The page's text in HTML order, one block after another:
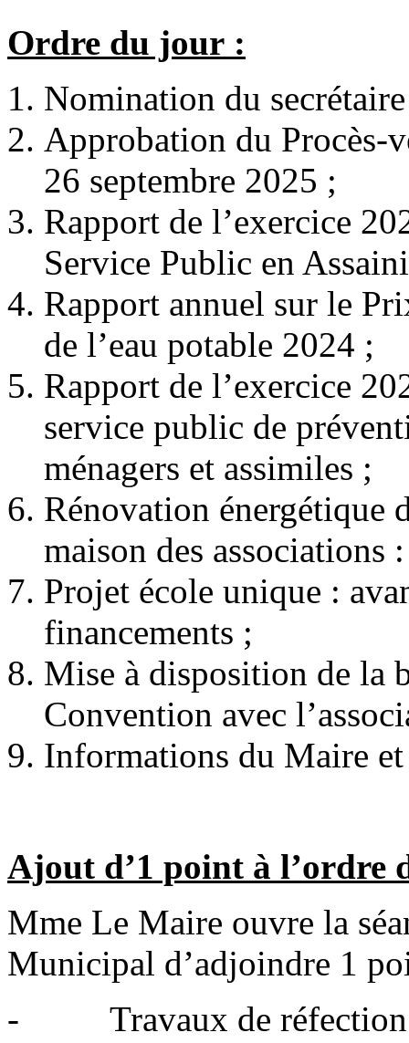
Ordre du jour :
Nomination du secrétaire
Approbation du Procès-
26 septembre 2025 ;
Rapport de l’exercice
Service Public en
Rapport annuel sur le
de l’eau potable 2024 ;
Rapport de l’exercice
service public de
ménagers et assimiles ;
Rénovation énergétique
maison des associations
Projet école unique :
financements ;
Mise à disposition de la
Convention avec
Informations du Maire
Ajout d’1 point à l’ordre
Mme Le Maire ouvre la
Municipal d’adjoindre 1
- Travaux de réfection